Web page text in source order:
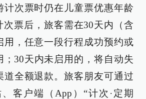
计次票时仍在儿童票优惠年龄
次票后，旅客需在30天内（含
用，任意一段行程成功预约或
；30天内未启用的，将自动失
道全额退款。旅客朋友可通过
客户端（App）“计次·定期